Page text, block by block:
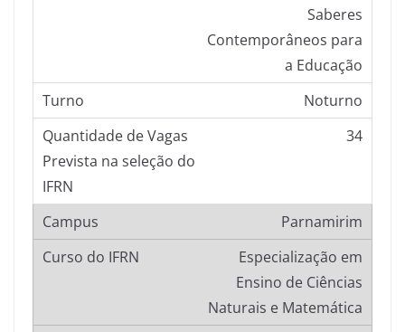
Saberes
Contemporâneos para
a Educação
Noturno
34
Parnamirim
Especialização em
Ensino de Ciências
Naturais e Matemática